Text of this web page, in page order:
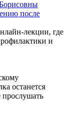
лекции, где
и
останется
прослушать